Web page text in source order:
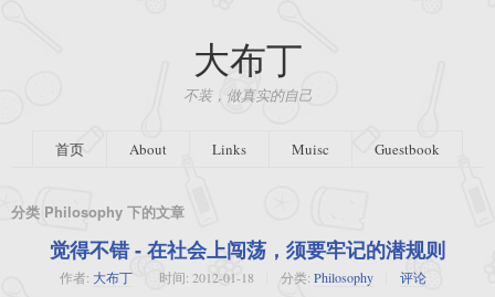
大布丁
不装，做真实的自己
首页 About Links Muisc Guestbook
分类 Philosophy 下的文章
觉得不错 - 在社会上闯荡，须要牢记的潜规则
作者: 大布丁 时间: 2012-01-18 分类: Philosophy 评论